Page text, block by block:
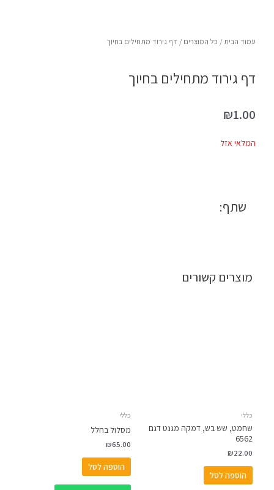
עמוד הבית / כל המוצרים / דף גירוד מתחילים בחיוך
דף גירוד מתחילים בחיוך
₪1.00
המלאי אזל
שתף:
מוצרים קשורים
כללי
שחמט, שש בש, דמקה מגנט דגם
6562
₪22.00
הוספה לסל
כללי
מסלול בחלל
₪65.00
הוספה לסל